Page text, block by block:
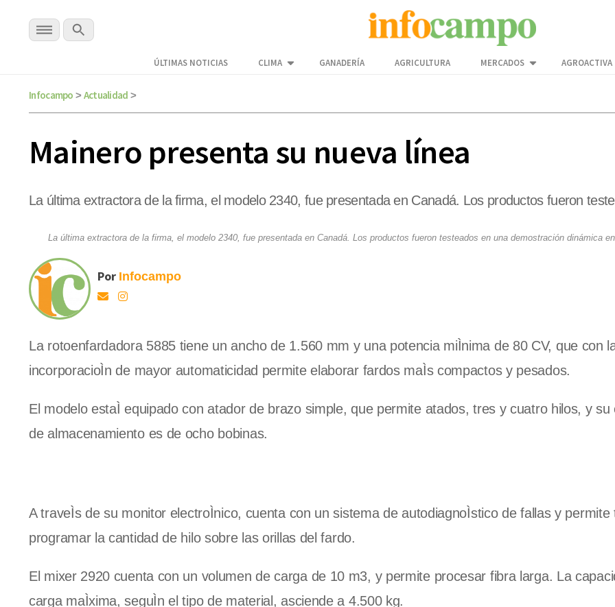
ÚLTIMAS NOTICIAS CLIMA GANADERÍA AGRICULTURA MERCADOS AGROACTIVA
Infocampo > Actualidad >
Mainero presenta su nueva línea
La última extractora de la firma, el modelo 2340, fue presentada en Canadá. Los productos fueron
La última extractora de la firma, el modelo 2340, fue presentada en Canadá. Los productos fueron testeados en una demostración dinámica
Por Infocampo
La rotoenfardadora 5885 tiene un ancho de 1.560 mm y una potencia miÌnima de 80 CV, que con
incorporacioÌn de mayor automaticidad permite elaborar fardos maÌs compactos y pesados.
El modelo estaÌ equipado con atador de brazo simple, que permite atados, tres y cuatro hilos, y su
de almacenamiento es de ocho bobinas.
A traveÌs de su monitor electroÌnico, cuenta con un sistema de autodiagnoÌstico de fallas y permite
programar la cantidad de hilo sobre las orillas del fardo.
El mixer 2920 cuenta con un volumen de carga de 10 m3, y permite procesar fibra larga. La
carga maÌxima, seguÌn el tipo de material, asciende a 4.500 kg.